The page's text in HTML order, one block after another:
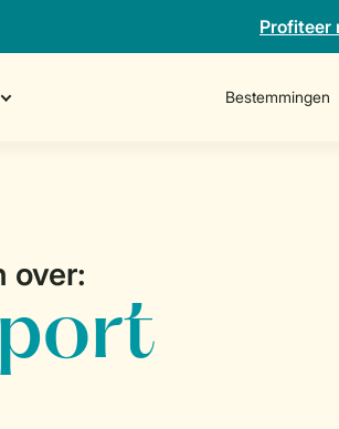
Profiteer
Bestemmingen